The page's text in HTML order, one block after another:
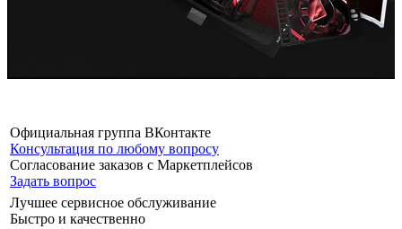
Официальная группа ВКонтакте
Консультация по любому вопросу
Согласование заказов с Маркетплейсов
Задать вопрос
Лучшее сервисное обслуживание
Быстро и качественно